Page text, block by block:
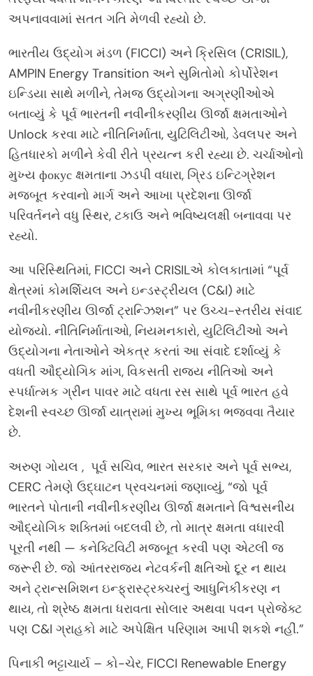
અપનાવવામાં સતત ગતિ મેળવી રહ્યો છે.
ભારતીય ઉદ્યોગ મંડળ (FICCI) અને ક્રિસિલ (CRISIL),
AMPIN Energy Transition અને સુમિતોમો કોર્પોરેશન
ઇન્ડિયા સાથે મળીને, તેમજ ઉદ્યોગના અગ્રણીઓએ
બતાવ્યું કે પૂર્વ ભારતની નવીનીકરણીય ઊર્જા ક્ષમતાઓને
Unlock કરવા માટે નીતિનિર્માતા, યુટિલિટીઓ, ડેવલપર અને
હિતધારકો મળીને કેવી રીતે પ્રયત્ન કરી રહ્યા છે. ચર્ચાઓનો
મુખ્ય фокус ક્ષમતાના ઝડપી વધારા, ગ્રિડ ઇન્ટિગ્રેશન
મજબૂત કરવાનો માર્ગ અને આખા પ્રદેશના ઊર્જા
પરિવર્તનને વધુ સ્થિર, ટકાઉ અને ભવિષ્યલક્ષી બનાવવા પર
રહ્યો.
આ પરિસ્થિતિમાં, FICCI અને CRISILએ કોલકાતામાં “પૂર્વ
ક્ષેત્રમાં કોમર્શિયલ અને ઇન્ડસ્ટ્રીયલ (C&I) માટે
નવીનીકરણીય ઊર્જા ટ્રાન્ઝિશન” પર ઉચ્ચ-સ્તરીય સંવાદ
યોજ્યો. નીતિનિર્માતાઓ, નિયમનકારો, યુટિલિટીઓ અને
ઉદ્યોગના નેતાઓને એકત્ર કરતાં આ સંવાદે દર્શાવ્યું કે
વધતી ઔદ્યોગિક માંગ, વિકસતી રાજ્ય નીતિઓ અને
સ્પર્ધાત્મક ગ્રીન પાવર માટે વધતા રસ સાથે પૂર્વ ભારત હવે
દેશની સ્વચ્છ ઊર્જા યાત્રામાં મુખ્ય ભૂમિકા ભજવવા તૈયાર
છે.
અરુણ ગોયલ , પૂર્વ સચિવ, ભારત સરકાર અને પૂર્વ સભ્ય,
CERC તેમણે ઉદ્ઘાટન પ્રવચનમાં જણાવ્યું, “જો પૂર્વ
ભારતને પોતાની નવીનીકરણીય ઊર્જા ક્ષમતાને વિશ્વસનીય
ઔદ્યોગિક શક્તિમાં બદલવી છે, તો માત્ર ક્ષમતા વધારવી
પૂરતી નથી — કનેક્ટિવિટી મજબૂત કરવી પણ એટલી જ
જરૂરી છે. જો આંતરરાજ્ય નેટવર્કની ક્ષતિઓ દૂર ન થાય
અને ટ્રાન્સમિશન ઇન્ફ્રાસ્ટ્રક્ચરનું આધુનિકીકરણ ન
થાય, તો શ્રેષ્ઠ ક્ષમતા ધરાવતા સોલાર અથવા પવન પ્રોજેક્ટ
પણ C&I ગ્રાહકો માટે અપેક્ષિત પરિણામ આપી શકશે નહીં.”
પિનાકી ભટ્ટાચાર્ય – કો-ચેર, FICCI Renewable Energy